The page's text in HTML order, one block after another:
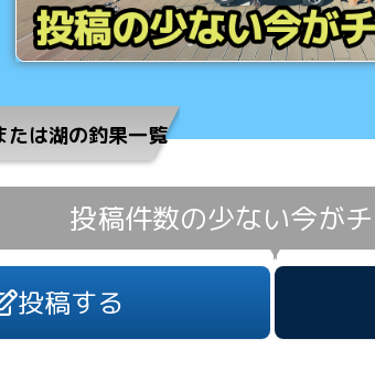
たは湖の釣果一覧
投稿件数の少ない今が
投稿する